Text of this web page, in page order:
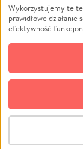
Pomoc
Pogrzeb
Społeczność
Kultura
Wykorzystujemy te
prawidłowe
efektywność
technologii do celów
zgodę na ich
możliwość zmiany
do której link
cookie
działanie
użytkownicy